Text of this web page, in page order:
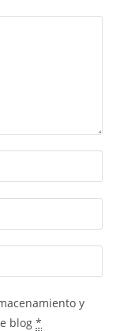
y
blog*